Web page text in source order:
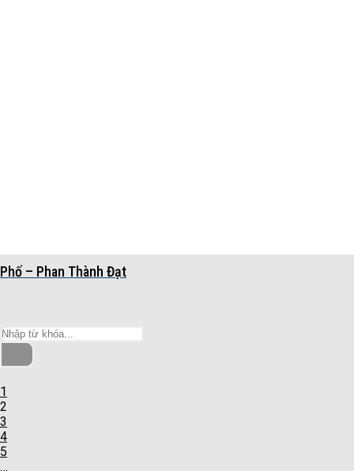
Phố – Phan Thành Đạt
1
2
3
4
5
…